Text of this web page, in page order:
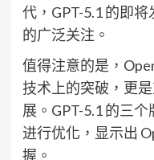
代，GPT-5.1 的即
的广泛关注。
值得注意的是，
技术上的突破，更
展。GPT-5.1 的三
进行优化，显示出
握。